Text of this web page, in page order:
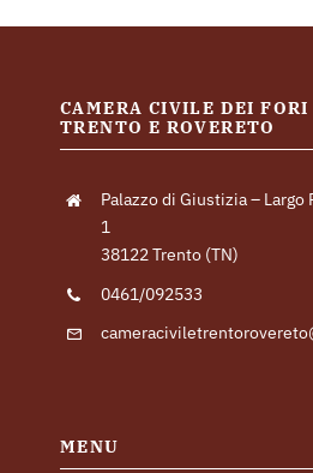
CAMERA CIVILE DEI
TRENTO E ROVERETO
Palazzo di Giustizia – Largo
1
38122 Trento (TN)
0461/092533
MENU